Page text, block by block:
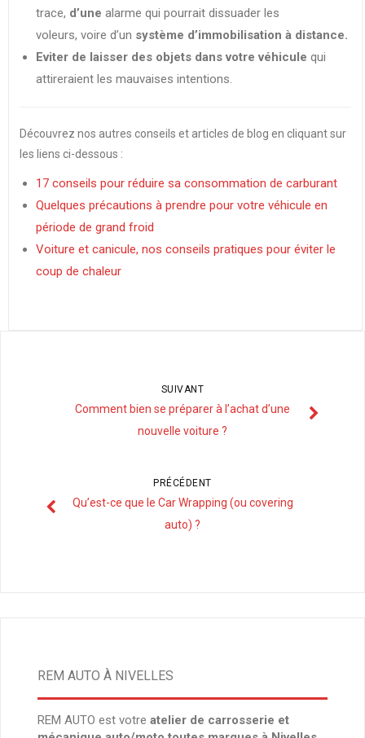
trace, d’une alarme qui pourrait dissuader les
voleurs, voire d’un système d’immobilisation à distance.
Eviter de laisser des objets dans votre véhicule qui
attireraient les mauvaises intentions.
Découvrez nos autres conseils et articles de blog en cliquant sur
les liens ci-dessous :
17 conseils pour réduire sa consommation de carburant
Quelques précautions à prendre pour votre véhicule en
période de grand froid
Voiture et canicule, nos conseils pratiques pour éviter le
coup de chaleur
SUIVANT
Comment bien se préparer à l’achat d’une
nouvelle voiture ?
PRÉCÉDENT
Qu’est-ce que le Car Wrapping (ou covering
auto) ?
REM AUTO À NIVELLES
REM AUTO est votre atelier de carrosserie et